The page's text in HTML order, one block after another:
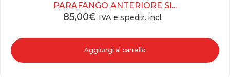
PARAFANGO ANTERIORE SI...
85,00€ IVA e spediz. incl.
Aggiungi al carrello